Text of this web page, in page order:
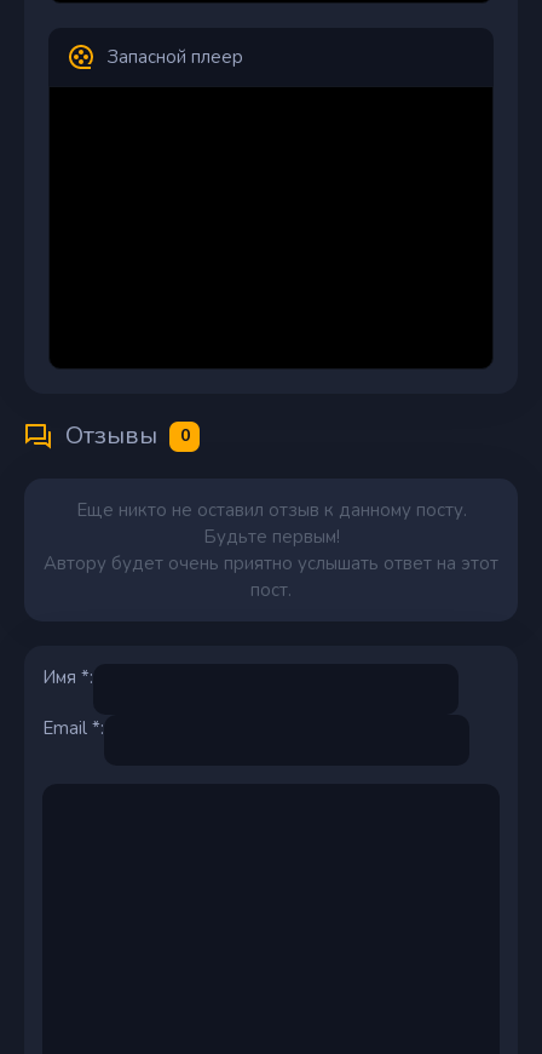
Запасной плеер
Отзывы 0
Еще никто не оставил отзыв к данному посту.
Будьте первым!
Автору будет очень приятно услышать ответ на этот
пост.
Имя *:
Email *: